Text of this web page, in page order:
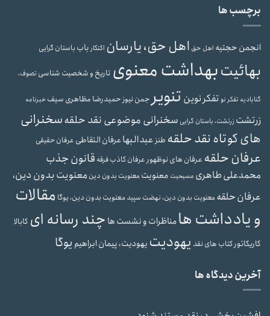
برچسب ها
انجمن حجتیه اهل حق اهل حق، یارسان اکنکارباب باستان گرایی
بهائیتبهداشت معنوی تاریخ و شخصیت شناسی تصوف،
گنابادیه تفکر نوتفکر نوین تنویر جمن نیوز حمیدرضا مظاهری سیفخبرنامه
زرتشت زرتشت، باستان گرایی سخنرانی موضوعی نقد حلقهسخنرانی
های کوتاه نقد حلقه طنز عبدالبهاعرفان التقاطی عرفان حقیقی
عرفان حلقه عرفان های نوظهور عرفان کاذبفرقه قانون جذب
محمدعلی طاهری مسیحیت معنویت معنویت بدون دین معنویت بدون دین،
عرفان حلقه معنویت بدون دین، نهضت سپیدمعنویت بدون دین، یوگا مقالات
و یادداشت هامناظرات و نشست ها چند رسانه ای کابالا
کاریکاتور کتاب های نقد یهودیت یهودیت، پیمان ابراهیم یوگا
آخرین دیدگاه ها